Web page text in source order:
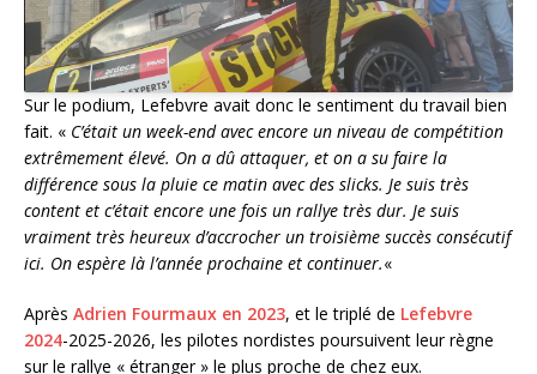
Sur le podium, Lefebvre avait donc le sentiment du travail bien
fait. « C’était un week-end avec encore un niveau de compétition
extrêmement élevé. On a dû attaquer, et on a su faire la
différence sous la pluie ce matin avec des slicks. Je suis très
content et c’était encore une fois un rallye très dur. Je suis
vraiment très heureux d’accrocher un troisième succès consécutif
ici. On espère là l’année prochaine et continuer.«
Après Adrien Fourmaux en 2023, et le triplé de Lefebvre
2024-2025-2026, les pilotes nordistes poursuivent leur règne
sur le rallye « étranger » le plus proche de chez eux.